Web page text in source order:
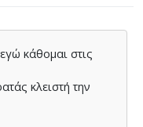
κάθοµαι στις
κλειστή την